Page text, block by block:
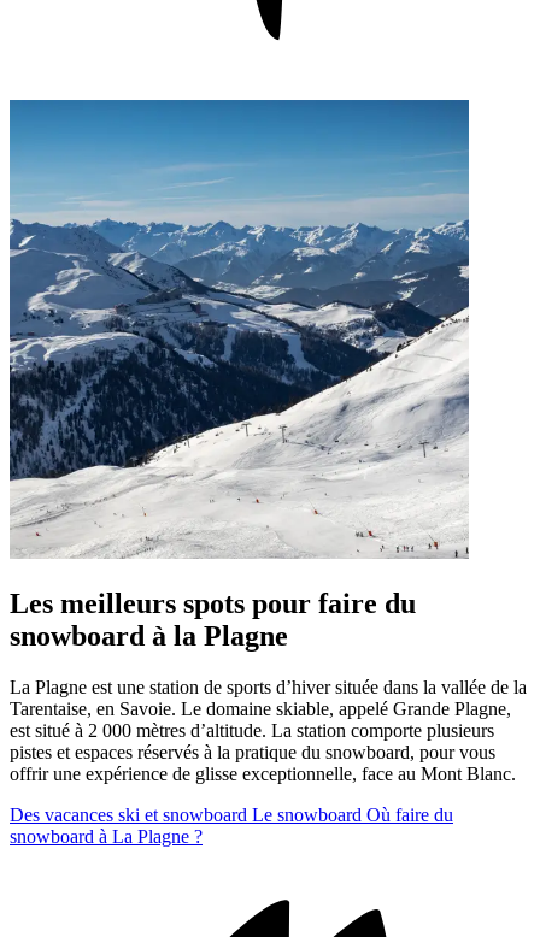
Les meilleurs spots pour faire du
snowboard à la Plagne
La Plagne est une station de sports d’hiver située dans la vallée de la
Tarentaise, en Savoie. Le domaine skiable, appelé Grande Plagne,
est situé à 2 000 mètres d’altitude. La station comporte plusieurs
pistes et espaces réservés à la pratique du snowboard, pour vous
offrir une expérience de glisse exceptionnelle, face au Mont Blanc.
Des vacances ski et snowboard Le snowboard Où faire du
snowboard à La Plagne ?